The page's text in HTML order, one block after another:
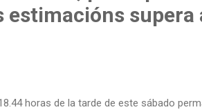
supera
horas de la tarde de este sábado